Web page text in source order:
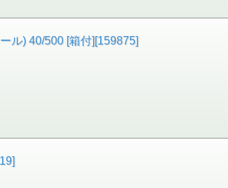
ル) 40/500 [箱付][159875]